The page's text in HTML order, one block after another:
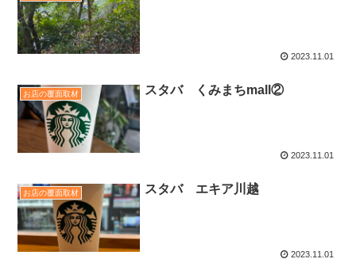
2023.11.01
お店の覆面取材 スタバ くみまちmall②
2023.11.01
お店の覆面取材 スタバ エキア川越
2023.11.01